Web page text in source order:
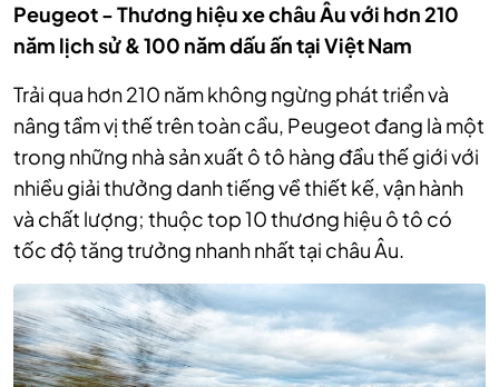
Peugeot - Thương hiệu xe châu Âu với hơn 210
năm lịch sử & 100 năm dấu ấn tại Việt Nam
Trải qua hơn 210 năm không ngừng phát triển và
nâng tầm vị thế trên toàn cầu, Peugeot đang là một
trong những nhà sản xuất ô tô hàng đầu thế giới với
nhiều giải thưởng danh tiếng về thiết kế, vận hành
và chất lượng; thuộc top 10 thương hiệu ô tô có
tốc độ tăng trưởng nhanh nhất tại châu Âu.